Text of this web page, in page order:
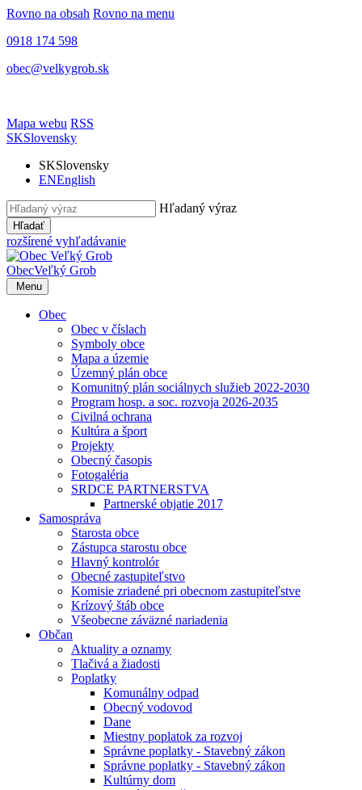
Rovno na obsah Rovno na menu
0918 174 598
obec@velkygrob.sk
Mapa webu RSS
SKSlovensky
SKSlovensky
ENEnglish
Hľadaný výraz
Hľadať
rozšírené vyhľadávanie
ObecVeľký Grob
Menu
Obec
Obec v číslach
Symboly obce
Mapa a územie
Územný plán obce
Komunitný plán sociálnych služieb 2022-2030
Program hosp. a soc. rozvoja 2026-2035
Civilná ochrana
Kultúra a šport
Projekty
Obecný časopis
Fotogaléria
SRDCE PARTNERSTVA
Partnerské objatie 2017
Samospráva
Starosta obce
Zástupca starostu obce
Hlavný kontrolór
Obecné zastupiteľstvo
Komisie zriadené pri obecnom zastupiteľstve
Krízový štáb obce
Všeobecne záväzné nariadenia
Občan
Aktuality a oznamy
Tlačivá a žiadosti
Poplatky
Komunálny odpad
Obecný vodovod
Dane
Miestny poplatok za rozvoj
Správne poplatky - Stavebný zákon
Správne poplatky - Stavebný zákon
Kultúrny dom